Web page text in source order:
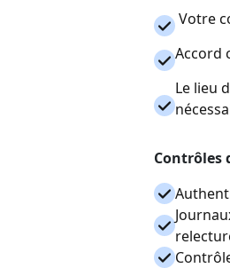
Votre
Accord
Le lieu
Contrôles